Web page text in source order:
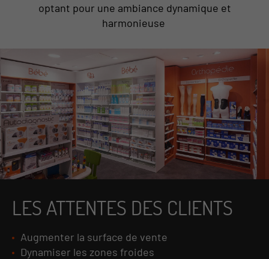
optant pour une ambiance dynamique et
harmonieuse
LES ATTENTES DES CLIENTS
Augmenter la surface de vente
Dynamiser les zones froides